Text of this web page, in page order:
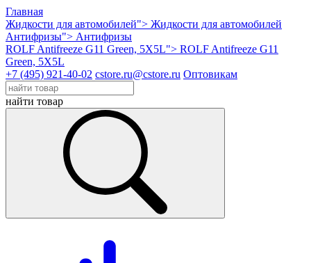
Главная
Жидкости для автомобилей"> Жидкости для автомобилей
Антифризы"> Антифризы
ROLF Antifreeze G11 Green, 5X5L"> ROLF Antifreeze G11
Green, 5X5L
+7 (495) 921-40-02 cstore.ru@cstore.ru Оптовикам
найти товар